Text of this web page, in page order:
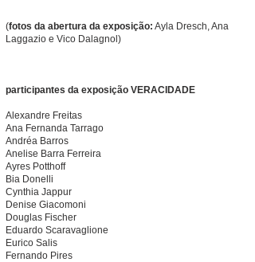
(fotos da abertura da exposição: Ayla Dresch, Ana
Laggazio e Vico Dalagnol)
participantes da exposição VERACIDADE
Alexandre Freitas
Ana Fernanda Tarrago
Andréa Barros
Anelise Barra Ferreira
Ayres Potthoff
Bia Donelli
Cynthia Jappur
Denise Giacomoni
Douglas Fischer
Eduardo Scaravaglione
Eurico Salis
Fernando Pires